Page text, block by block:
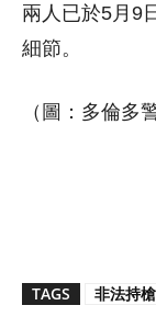
兩人已於5月9
細節。
（圖：多倫多
TAGS 非法持槍